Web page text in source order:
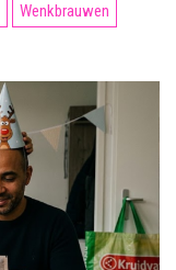
Wenkbrauwen